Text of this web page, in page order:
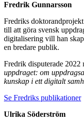
Fredrik Gunnarsson
Fredriks
till att göra svensk
digitalisering vill han
en bredare publik.
Fredrik disputerade 2022
uppdraget: om
kunskap i ett digitalt
Se Fredriks publikationer
Ulrika Söderström